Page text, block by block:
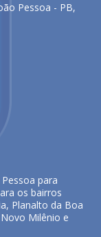
Pessoa - PB,
para
os bairros
Planalto da Boa
Milênio e